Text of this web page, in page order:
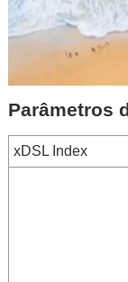
Parâmetros
xDSL Index